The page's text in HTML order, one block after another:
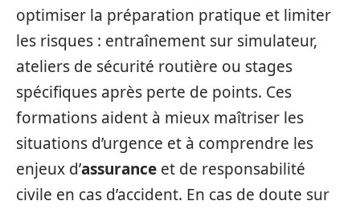
optimiser la préparation pratique et limiter
les risques : entraînement sur simulateur,
ateliers de sécurité routière ou stages
spécifiques après perte de points. Ces
formations aident à mieux maîtriser les
situations d’urgence et à comprendre les
enjeux d’assurance et de responsabilité
civile en cas d’accident. En cas de doute sur